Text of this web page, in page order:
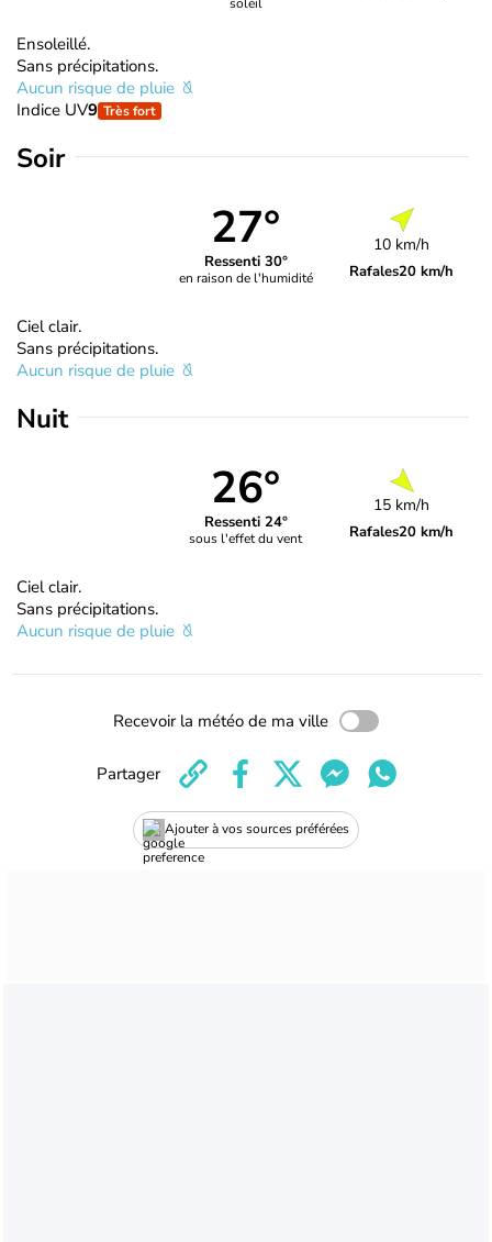
soleil
Ensoleillé.
Sans précipitations.
Aucun risque de pluie
Indice UV9 Très fort
Soir
27°
Ressenti 30°
en raison de l'humidité
10 km/h
Rafales20 km/h
Ciel clair.
Sans précipitations.
Aucun risque de pluie
Nuit
26°
Ressenti 24°
sous l'effet du vent
15 km/h
Rafales20 km/h
Ciel clair.
Sans précipitations.
Aucun risque de pluie
Recevoir la météo de ma ville
Ajouter à vos sources préférées
Partager